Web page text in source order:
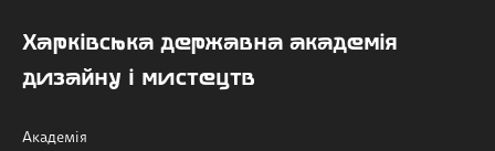
Харківська державна академія
дизайну і мистецтв
Академія